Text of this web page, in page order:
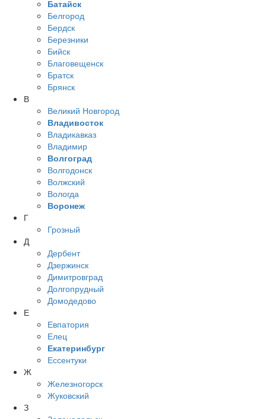
Батайск
Белгород
Бердск
Березники
Бийск
Благовещенск
Братск
Брянск
В
Великий Новгород
Владивосток
Владикавказ
Владимир
Волгоград
Волгодонск
Волжский
Вологда
Воронеж
Г
Грозный
Д
Дербент
Дзержинск
Димитровград
Долгопрудный
Домодедово
Е
Евпатория
Елец
Екатеринбург
Ессентуки
Ж
Железногорск
Жуковский
З